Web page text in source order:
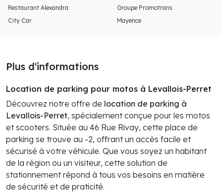
Restaurant Alexandra
Groupe Promotrans
City Car
Mayence
Plus d'informations
Location de parking pour motos à Levallois-Perret
Découvrez notre offre de location de parking à
Levallois-Perret, spécialement conçue pour les motos
et scooters. Située au 46 Rue Rivay, cette place de
parking se trouve au -2, offrant un accès facile et
sécurisé à votre véhicule. Que vous soyez un habitant
de la région ou un visiteur, cette solution de
stationnement répond à tous vos besoins en matière
de sécurité et de praticité.